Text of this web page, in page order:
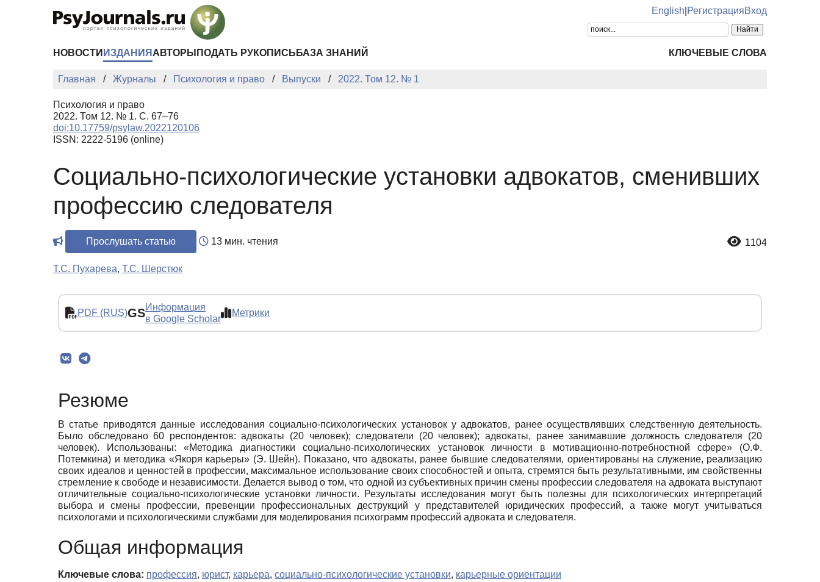
English РегистрацияВход
НОВОСТИ ИЗДАНИЯ АВТОРЫ ПОДАТЬ РУКОПИСЬ БАЗА ЗНАНИЙ КЛЮЧЕВЫЕ СЛОВА
Главная Журналы Психология и право Выпуски 2022. Том 12. № 1
Психология и право
2022. Том 12. № 1. С. 67–76
doi:10.17759/psylaw.2022120106
ISSN: 2222-5196 (online)
Социально-психологические установки адвокатов, сменивших
профессию следователя
Прослушать статью 13 мин. чтения 1104
Т.С. Пухарева, Т.С. Шерстюк
PDF (RUS)GSИнформация
в Google Scholar
Метрики
Резюме
В статье приводятся данные исследования социально-психологических установок у адвокатов, ранее осуществлявших следственную деятельность.
Было обследовано 60 респондентов: адвокаты (20 человек); следователи (20 человек); адвокаты, ранее занимавшие должность следователя (20
человек). Использованы: «Методика диагностики социально-психологических установок личности в мотивационно-потребностной сфере» (О.Ф.
Потемкина) и методика «Якоря карьеры» (Э. Шейн). Показано, что адвокаты, ранее бывшие следователями, ориентированы на служение, реализацию
своих идеалов и ценностей в профессии, максимальное использование своих способностей и опыта, стремятся быть результативными, им свойственны
стремление к свободе и независимости. Делается вывод о том, что одной из субъективных причин смены профессии следователя на адвоката выступают
отличительные социально-психологические установки личности. Результаты исследования могут быть полезны для психологических интерпретаций
выбора и смены профессии, превенции профессиональных деструкций у представителей юридических профессий, а также могут учитываться
психологами и психологическими службами для моделирования психограмм профессий адвоката и следователя.
Общая информация
Ключевые слова: профессия, юрист, карьера, социально-психологические установки, карьерные ориентации